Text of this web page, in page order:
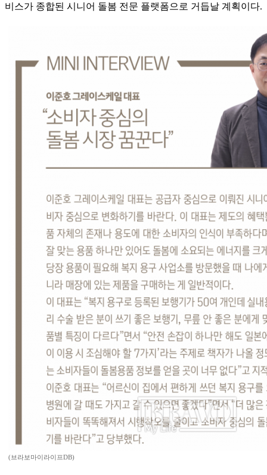
비스가 종합된 시니어 돌봄 전문 플랫폼으로 거듭날 계획이다.
(브라보마이라이프DB)